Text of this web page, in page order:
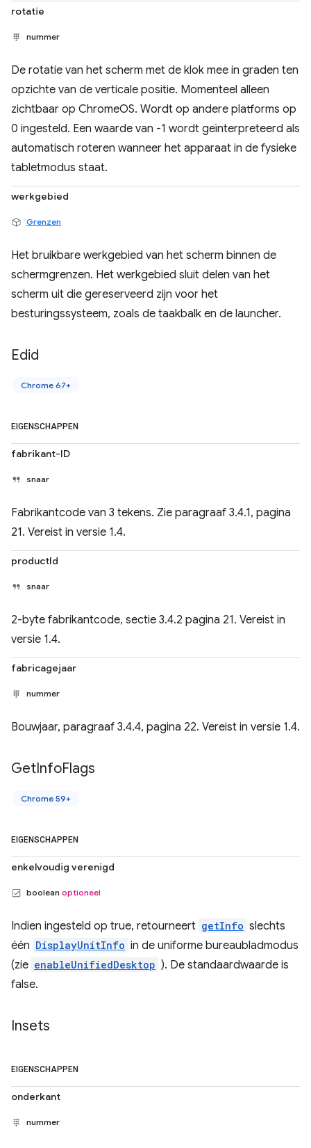
rotatie
nummer
De rotatie van het scherm met de klok mee in graden ten
opzichte van de verticale positie. Momenteel alleen
zichtbaar op ChromeOS. Wordt op andere platforms op
0 ingesteld. Een waarde van -1 wordt geïnterpreteerd als
automatisch roteren wanneer het apparaat in de fysieke
tabletmodus staat.
werkgebied
Grenzen
Het bruikbare werkgebied van het scherm binnen de
schermgrenzen. Het werkgebied sluit delen van het
scherm uit die gereserveerd zijn voor het
besturingssysteem, zoals de taakbalk en de launcher.
Edid
Chrome 67+
EIGENSCHAPPEN
fabrikant-ID
snaar
Fabrikantcode van 3 tekens. Zie paragraaf 3.4.1, pagina
21. Vereist in versie 1.4.
productId
snaar
2-byte fabrikantcode, sectie 3.4.2 pagina 21. Vereist in
versie 1.4.
fabricagejaar
nummer
Bouwjaar, paragraaf 3.4.4, pagina 22. Vereist in versie 1.4.
GetInfoFlags
Chrome 59+
EIGENSCHAPPEN
enkelvoudig verenigd
boolean optioneel
Indien ingesteld op true, retourneert getInfo slechts
één DisplayUnitInfo in de uniforme bureaubladmodus
(zie enableUnifiedDesktop ). De standaardwaarde is
false.
Insets
EIGENSCHAPPEN
onderkant
nummer